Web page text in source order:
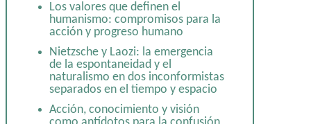
en el camino Kumano Kodo en
Japón
Con Jesús por los montes de las
Bienaventuranzas, Tabor y
Carmelo: viaje espiritual por Israel
Siguiendo las huellas de
Padmasambhava por Bután, Sikkim
y norte de Bengala: un recorrido
Acepta, deja fluir y actúa desde lo
que valoras
La empatía se cultiva con mayor
sabiduría y con prácticas como
Naikan
La persona tutora trae empatía y
la tutelada expectativas, creando
Los valores que definen el
humanismo: compromisos para la
acción y progreso humano
Nietzsche y Laozi: la emergencia
de la espontaneidad y el
naturalismo en dos inconformistas
separados en el tiempo y espacio
Acción, conocimiento y visión